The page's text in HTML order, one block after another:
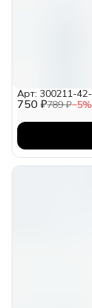
750 ₽789 ₽−5%
Арт: 300211-